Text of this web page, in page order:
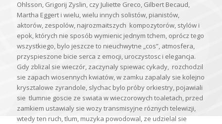
Ohlsson, Grigorij Zyslin, czy Juliette Greco, Gilbert Becaud,
Martha Eggert i wielu, wielu innych solistów, pianistów,
aktorów, zespolów, najrozmaitszych kompozytorów, stylów i
epok, których nie sposób wymienic jednym tchem, oprócz tego
wszystkiego, bylo jeszcze to nieuchwytne „cos”, atmosfera,
przyspieszone bicie serca z emocji, uroczystosc i elegancja.
Gdy zblizal sie wieczór, zaczynaly spiewac cykady, rozchodzil
sie zapach wiosennych kwiatów, w zamku zapalaly sie kolejno
krysztalowe zyrandole, slychac bylo próby orkiestry, pojawiali
sie tlumnie goscie ze swiata w wieczorowych toaletach, przed
zamkiem ustawialy sie wozy transmisyjne róznych telewizji,
wtedy ten ruch, tlum, muzyka powodowal, ze udzielal sie